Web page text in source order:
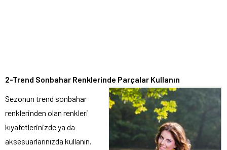
2-Trend Sonbahar Renklerinde Parçalar Kullanın
Sezonun trend sonbahar
renklerinden olan renkleri
kıyafetlerinizde ya da
aksesuarlarınızda kullanın.